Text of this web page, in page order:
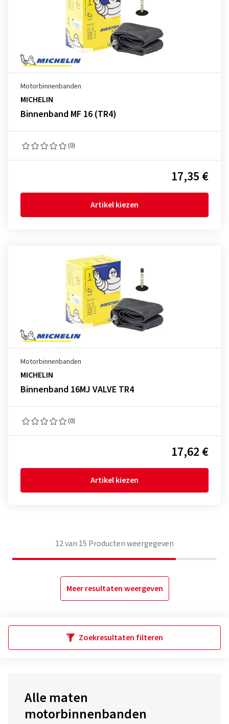
Motorbinnenbanden
MICHELIN
Binnenband MF 16 (TR4)
(0)
17,35 €
Artikel kiezen
Motorbinnenbanden
MICHELIN
Binnenband 16MJ VALVE TR4
(0)
17,62 €
Artikel kiezen
12van 15 Producten weergegeven
Meer resultaten weergeven
Zoekresultaten filteren
Alle maten
motorbinnenbanden